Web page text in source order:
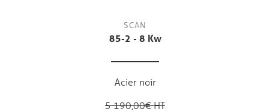
SCAN
85-2 - 8 Kw
Acier noir
5 190,00€ HT